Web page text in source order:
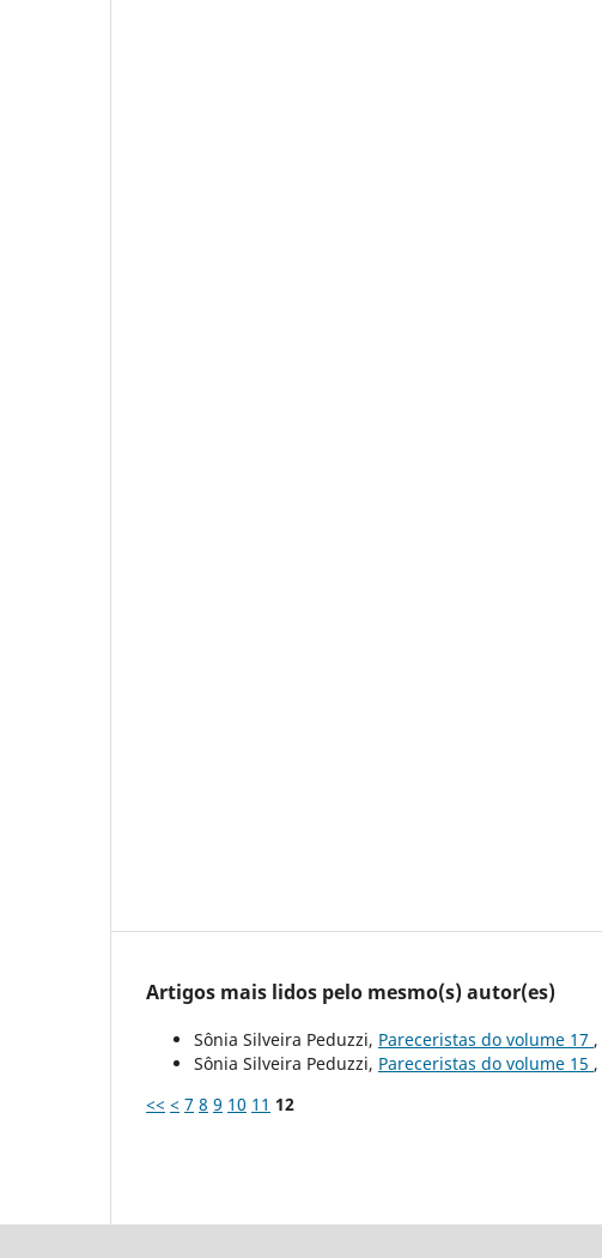
Artigos mais lidos pelo mesmo(s) autor(es)
Sônia Silveira Peduzzi, Pareceristas do volume 17 ,
Sônia Silveira Peduzzi, Pareceristas do volume 15 ,
<< < 7 8 9 10 11 12